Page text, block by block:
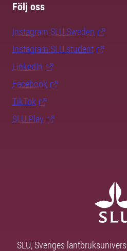
Följ oss
Instagram SLU.Sweden
Instagram SLU.student
LinkedIn
Facebook
TikTok
SLU Play
SLU, Sveriges